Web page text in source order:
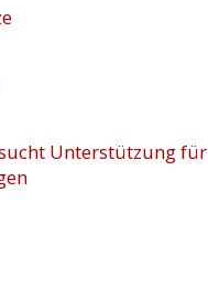
Unterstützung für